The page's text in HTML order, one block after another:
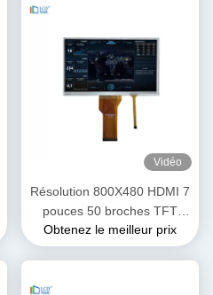
Vidéo
Résolution 800X480 HDMI 7
pouces 50 broches TFT
affichage LCD RGB Interface
FPC
Obtenez le meilleur prix